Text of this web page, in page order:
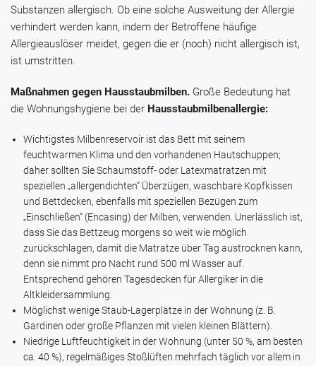
Substanzen allergisch. Ob eine solche Ausweitung der Allergie
verhindert werden kann, indem der Betroffene häufige
Allergieauslöser meidet, gegen die er (noch) nicht allergisch ist,
ist umstritten.
Maßnahmen gegen Hausstaubmilben. Große Bedeutung hat
die Wohnungshygiene bei der Hausstaubmilbenallergie:
Wichtigstes Milbenreservoir ist das Bett mit seinem
feuchtwarmen Klima und den vorhandenen Hautschuppen;
daher sollten Sie Schaumstoff- oder Latexmatratzen mit
speziellen „allergendichten“ Überzügen, waschbare Kopfkissen
und Bettdecken, ebenfalls mit speziellen Bezügen zum
„Einschließen“ (Encasing) der Milben, verwenden. Unerlässlich ist,
dass Sie das Bettzeug morgens so weit wie möglich
zurückschlagen, damit die Matratze über Tag austrocknen kann,
denn sie nimmt pro Nacht rund 500 ml Wasser auf.
Entsprechend gehören Tagesdecken für Allergiker in die
Altkleidersammlung.
Möglichst wenige Staub-Lagerplätze in der Wohnung (z. B.
Gardinen oder große Pflanzen mit vielen kleinen Blättern).
Niedrige Luftfeuchtigkeit in der Wohnung (unter 50 %, am besten
ca. 40 %), regelmäßiges Stoßlüften mehrfach täglich vor allem in